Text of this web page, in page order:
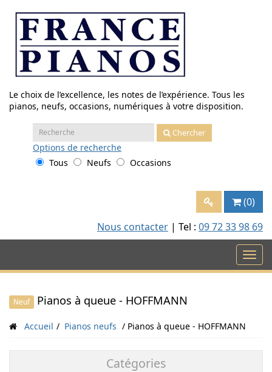
contenu
Le choix de l’excellence, les notes de l’expérience. Tous les
pianos, neufs, occasions, numériques à votre disposition.
Recherche
:
Chercher
Options de recherche
Tous
Neufs Occasions
(0)
Nous contacter | Tel : 09 72 33 98 69
Neuf Pianos à queue - HOFFMANN
Accueil Pianos neufs Pianos à queue - HOFFMANN
Catégories